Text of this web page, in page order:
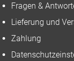
Fragen &
Lieferung und
Zahlung